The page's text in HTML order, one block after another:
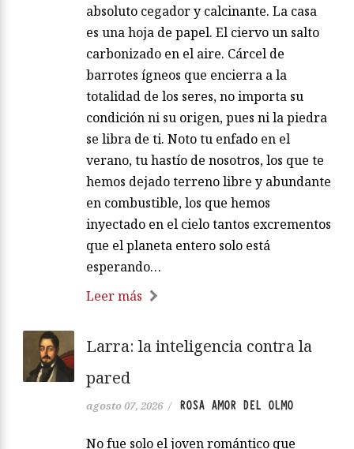
absoluto cegador y calcinante. La casa
es una hoja de papel. El ciervo un salto
carbonizado en el aire. Cárcel de
barrotes ígneos que encierra a la
totalidad de los seres, no importa su
condición ni su origen, pues ni la piedra
se libra de ti. Noto tu enfado en el
verano, tu hastío de nosotros, los que te
hemos dejado terreno libre y abundante
en combustible, los que hemos
inyectado en el cielo tantos excrementos
que el planeta entero solo está
esperando…
Leer más
Larra: la inteligencia contra la
pared
agosto 07, 2026 / ROSA AMOR DEL OLMO
No fue solo el joven romántico que